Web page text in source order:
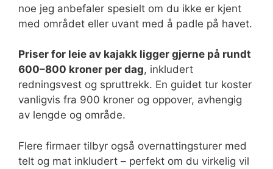
noe jeg anbefaler spesielt om du ikke er kjent
med området eller uvant med å padle på havet.
Priser for leie av kajakk ligger gjerne på rundt
600–800 kroner per dag, inkludert
redningsvest og spruttrekk. En guidet tur koster
vanligvis fra 900 kroner og oppover, avhengig
av lengde og område.
Flere firmaer tilbyr også overnattingsturer med
telt og mat inkludert – perfekt om du virkelig vil